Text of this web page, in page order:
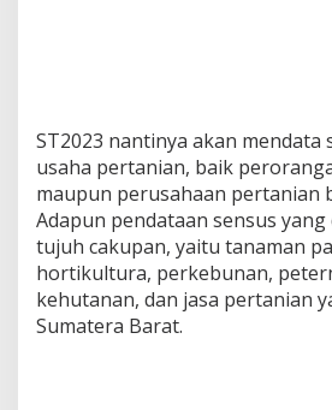
ST2023 nantinya akan mendata
usaha pertanian, baik
maupun perusahaan pertanian
Adapun pendataan sensus
tujuh cakupan, yaitu tanaman
hortikultura, perkebunan,
kehutanan, dan jasa pertanian
Sumatera Barat.